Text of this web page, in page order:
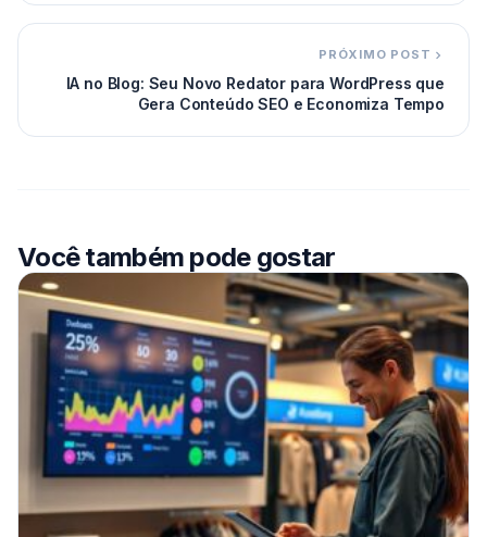
PRÓXIMO POST
IA no Blog: Seu Novo Redator para WordPress que
Gera Conteúdo SEO e Economiza Tempo
Você também pode gostar